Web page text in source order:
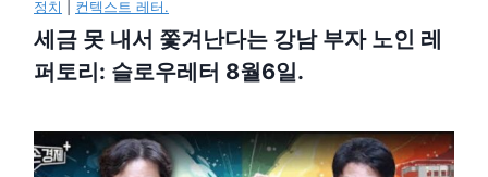
정치 컨텍스트 레터.
세금 못 내서 쫓겨난다는 강남 부자 노인 레
퍼토리: 슬로우레터 8월6일.